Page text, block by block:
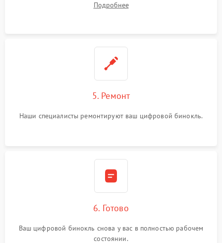
Подробнее
5. Ремонт
Наши специалисты ремонтируют ваш цифровой бинокль.
6. Готово
Ваш цифровой бинокль снова у вас в полностью рабочем
состоянии.